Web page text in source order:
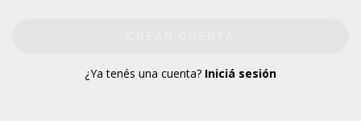
¿Ya tenés una cuenta? Iniciá sesión